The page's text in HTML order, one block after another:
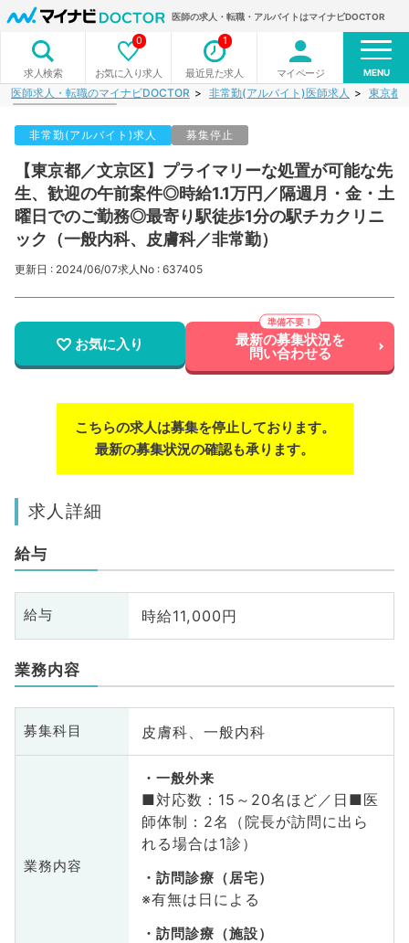
医師の求人・転職・アルバイトはマイナビDOCTOR
求人検索 お気に入り求人
0
最近見た求人
1
マイページ MENU
医師求人・転職のマイナビDOCTOR 非常勤(アルバイト)医師求人 東京都
非常勤(アルバイト)求人 募集停止
【東京都／文京区】プライマリーな処置が可能な先
生、歓迎の午前案件◎時給1.1万円／隔週月・金・土
曜日でのご勤務◎最寄り駅徒歩1分の駅チカクリニ
ック（一般内科、皮膚科／非常勤）
更新日 : 2024/06/07求人No : 637405
お気に入り 最新の募集状況を
問い合わせる
こちらの求人は募集を停止しております。
最新の募集状況の確認も承ります。
求人詳細
給与
給与 時給11,000円
業務内容
募集科目 皮膚科、一般内科
業務内容
一般外来
■対応数：15～20名ほど／日■医
師体制：2名（院長が訪問に出ら
れる場合は1診）
訪問診療（居宅）
※有無は日による
訪問診療（施設）